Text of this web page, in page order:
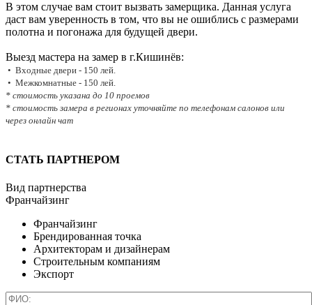
В этом случае вам стоит вызвать замерщика. Данная услуга
даст вам уверенность в том, что вы не ошиблись с размерами
полотна и погонажа для будущей двери.
Выезд мастера на замер в г.Кишинёв:
• Входные двери - 150 лей.
• Межкомнатные - 150 лей.
* стоимость указана до 10 проемов
* стоимость замера в регионах уточняйте по телефонам салонов или
через онлайн чат
СТАТЬ ПАРТНЕРОМ
Вид партнерства
Франчайзинг
Франчайзинг
Брендированная точка
Архитекторам и дизайнерам
Строительным компаниям
Экспорт